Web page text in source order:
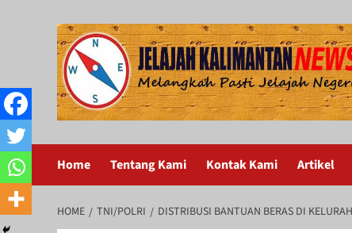
Home Tentang Kami Kontak Kami Artikel
HOME TNI/POLRI DISTRIBUSI BANTUAN BERAS DI